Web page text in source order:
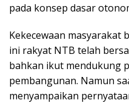
pada konsep dasar
Kekecewaan masyarakat
ini rakyat NTB telah
bahkan ikut mendukung
pembangunan. Namun
menyampaikan